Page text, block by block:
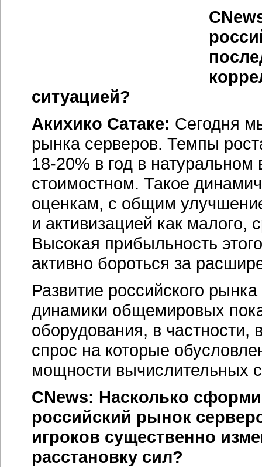
ситуацией?
Акихико Сатаке: Сегодня
рынка серверов. Темпы
18-20% в год в
стоимостном. Такое
оценкам, с общим
и активизацией как малого,
Высокая прибыльность
активно бороться за
Развитие российского
динамики общемировых
оборудования, в частности,
спрос на которые
мощности вычислительных
CNews: Насколько
российский рынок
игроков существенно
расстановку сил?